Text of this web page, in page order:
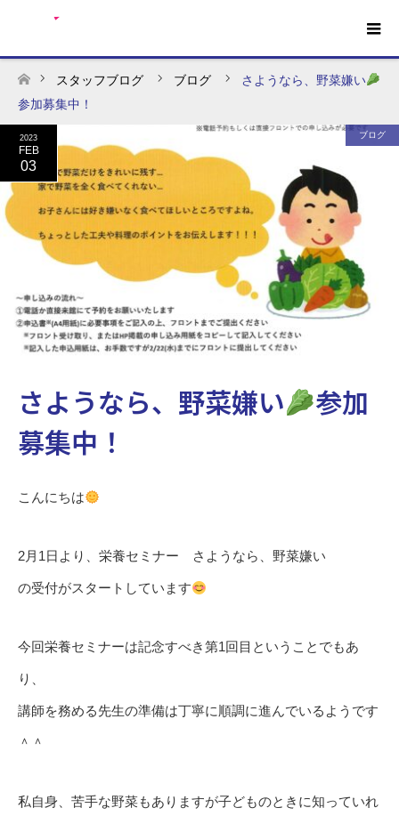
ホーム
スタッフブログ ブログ
さようなら、野菜嫌い
参加募集中！
2023
FEB
03
ブログ
さようなら、野菜嫌い
参加
募集中！
こんにちは
2月1日より、栄養セミナー さようなら、野菜嫌い
の受付がスタートしています
今回栄養セミナーは記念すべき第1回目ということでもあ
り、
講師を務める先生の準備は丁寧に順調に進んでいるようです
＾＾
私自身、苦手な野菜もありますが子どものときに知っていれ